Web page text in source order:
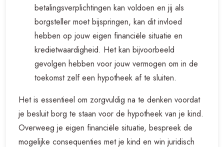
betalingsverplichtingen kan voldoen en jij als
borgsteller moet bijspringen, kan dit invloed
hebben op jouw eigen financiële situatie en
kredietwaardigheid. Het kan bijvoorbeeld
gevolgen hebben voor jouw vermogen om in de
toekomst zelf een hypotheek af te sluiten.
Het is essentieel om zorgvuldig na te denken voordat
je besluit borg te staan voor de hypotheek van je kind.
Overweeg je eigen financiële situatie, bespreek de
mogelijke consequenties met je kind en win juridisch